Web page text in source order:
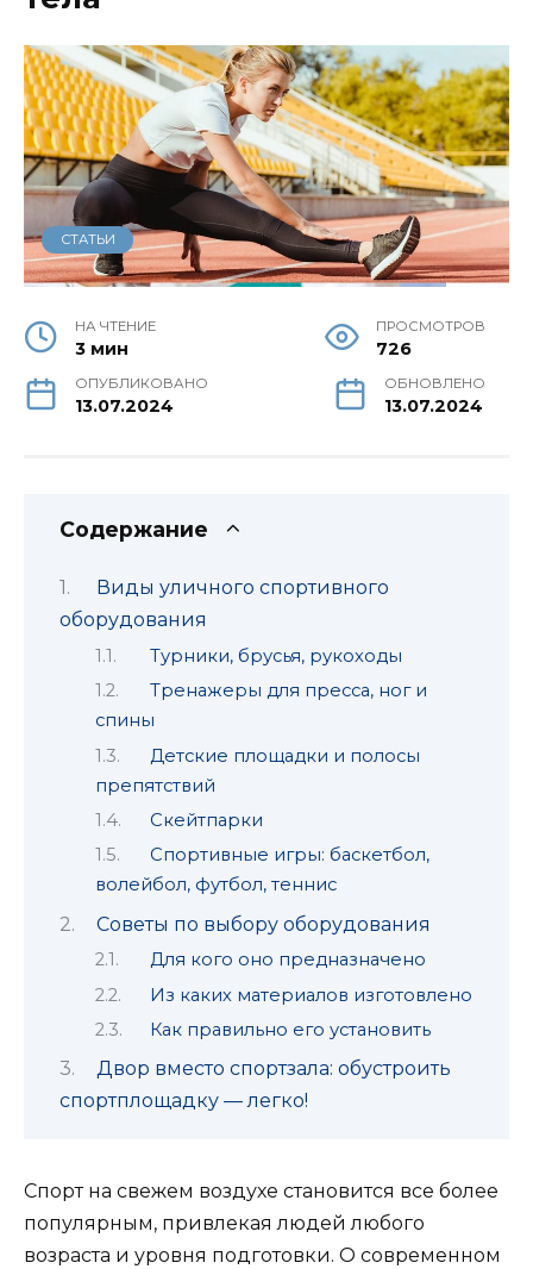
СТАТЬИ
НА ЧТЕНИЕ
3 мин
ПРОСМОТРОВ
726
ОПУБЛИКОВАНО
13.07.2024
ОБНОВЛЕНО
13.07.2024
Содержание
Виды уличного спортивного
оборудования
Турники, брусья, рукоходы
Тренажеры для пресса, ног и
спины
Детские площадки и полосы
препятствий
Скейтпарки
Спортивные игры: баскетбол,
волейбол, футбол, теннис
Советы по выбору оборудования
Для кого оно предназначено
Из каких материалов изготовлено
Как правильно его установить
Двор вместо спортзала: обустроить
спортплощадку — легко!
Спорт на свежем воздухе становится все более
популярным, привлекая людей любого
возраста и уровня подготовки. О современном